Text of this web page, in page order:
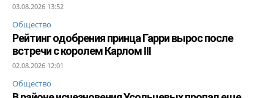
03.08.2026 13:52
Общество
Рейтинг одобрения принца Гарри вырос после
встречи с королем Карлом III
02.08.2026 12:01
Общество